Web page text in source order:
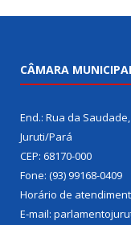
CÂMARA
End.: Rua da Saudade,
Juruti/Pará
CEP: 68170-000
Fone: (93) 99168-0409
Horário de
E-mail: